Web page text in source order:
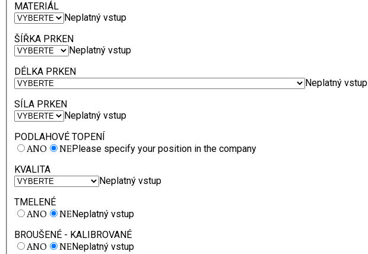
MATERIÁL
Neplatný vstup
ŠÍŘKA PRKEN
Neplatný vstup
DÉLKA PRKEN
Neplatný vstup
SÍLA PRKEN
Neplatný vstup
PODLAHOVÉ TOPENÍ
ANO NEPlease specify your position in the company
KVALITA
Neplatný vstup
TMELENÉ
ANO NENeplatný vstup
BROUŠENÉ - KALIBROVANÉ
ANO NENeplatný vstup